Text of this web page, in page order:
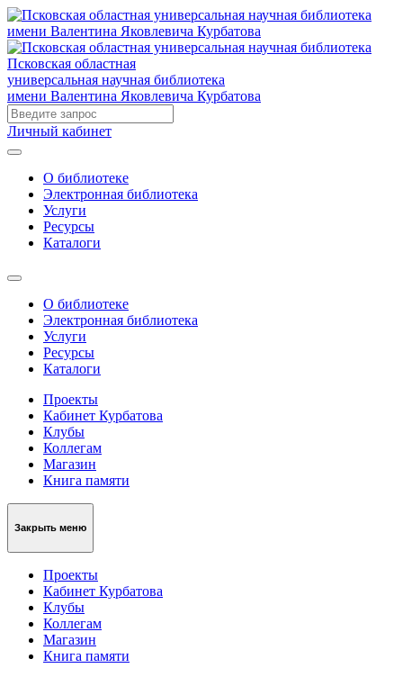
Псковская областная
универсальная научная библиотека
имени Валентина Яковлевича Курбатова
Личный кабинет
О библиотеке
Электронная библиотека
Услуги
Ресурсы
Каталоги
О библиотеке
Электронная библиотека
Услуги
Ресурсы
Каталоги
Проекты
Кабинет Курбатова
Клубы
Коллегам
Магазин
Книга памяти
Закрыть меню
Проекты
Кабинет Курбатова
Клубы
Коллегам
Магазин
Книга памяти